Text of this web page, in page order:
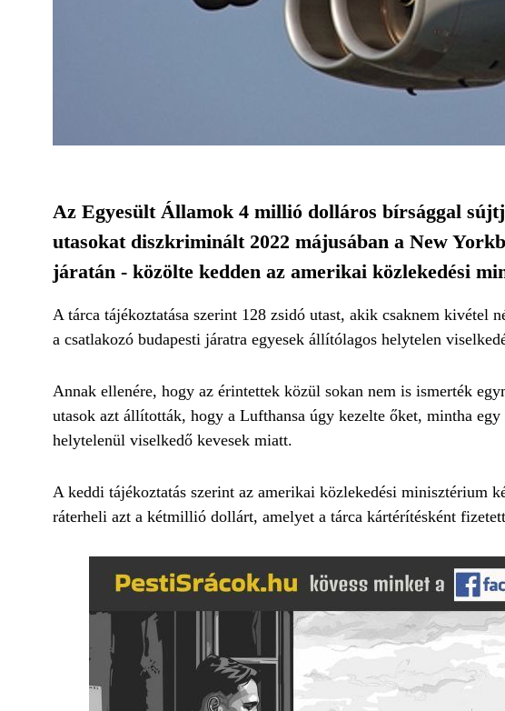
Az Egyesült Államok 4 millió dolláros bírsággal
utasokat diszkriminált 2022 májusában a New
járatán - közölte kedden az amerikai közlekedési
A tárca tájékoztatása szerint 128 zsidó utast, akik csaknem
a csatlakozó budapesti járatra egyesek állítólagos helytelen
Annak ellenére, hogy az érintettek közül sokan nem is ismerték
utasok azt állították, hogy a Lufthansa úgy kezelte őket, mintha
helytelenül viselkedő kevesek miatt.
A keddi tájékoztatás szerint az amerikai közlekedési minisztérium
ráterheli azt a kétmillió dollárt, amelyet a tárca kártérítésként